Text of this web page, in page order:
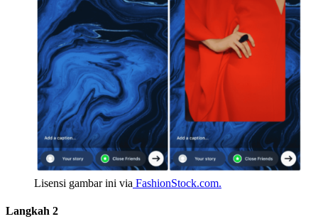
Lisensi gambar ini via FashionStock.com.
Langkah 2